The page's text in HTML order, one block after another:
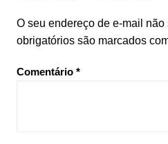
O seu endereço de e-mail
obrigatórios são marcados
Comentário *